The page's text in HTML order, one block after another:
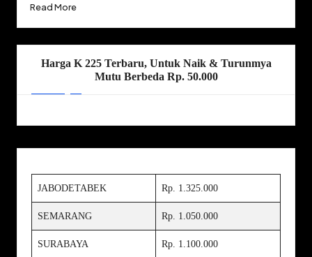
Read More
Harga K 225 Terbaru, Untuk Naik & Turunmya
Mutu Berbeda Rp. 50.000
JABODETABEK Rp. 1.325.000
SEMARANG Rp. 1.050.000
SURABAYA Rp. 1.100.000